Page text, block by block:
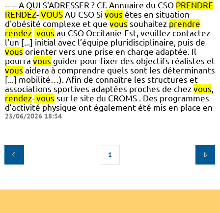
-- -- A QUI S'ADRESSER ? Cf. Annuaire du CSO PRENDRE
RENDEZ- VOUS AU CSO Si vous êtes en situation
d'obésité complexe et que vous souhaitez prendre
rendez- vous au CSO Occitanie-Est, veuillez contactez
l'un [...] initial avec l’équipe pluridisciplinaire, puis de
vous orienter vers une prise en charge adaptée. Il
pourra vous guider pour fixer des objectifs réalistes et
vous aidera à comprendre quels sont les déterminants
[...] mobilité…). Afin de connaître les structures et
associations sportives adaptées proches de chez vous,
rendez- vous sur le site du CROMS . Des programmes
d’activité physique ont également été mis en place en
25/06/2026 18:34
1